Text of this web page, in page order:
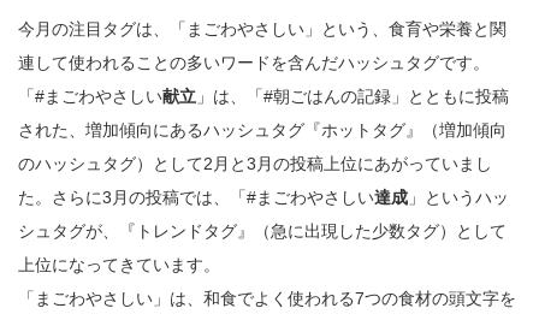
今月の注目タグは、「まごわやさしい」という、食育や栄養と関
連して使われることの多いワードを含んだハッシュタグです。
「#まごわやさしい献立 」は、「#朝ごはんの記録」とともに投稿
された、増加傾向にあるハッシュタグ『ホットタグ』（増加傾向
のハッシュタグ）として2月と3月の投稿上位にあがっていまし
た。さらに3月の投稿では、「#まごわやさしい達成 」というハッ
シュタグが、『トレンドタグ』（急に出現した少数タグ）として
上位になってきています。
「まごわやさしい」は、和食でよく使われる7つの食材の頭文字を